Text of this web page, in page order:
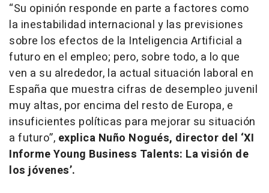
“Su opinión responde en parte a factores como
la inestabilidad internacional y las previsiones
sobre los efectos de la Inteligencia Artificial a
futuro en el empleo; pero, sobre todo, a lo que
ven a su alrededor, la actual situación laboral en
España que muestra cifras de desempleo juvenil
muy altas, por encima del resto de Europa, e
insuficientes políticas para mejorar su situación
a futuro”, explica Nuño Nogués, director del ‘XI
Informe Young Business Talents: La visión de
los jóvenes’.